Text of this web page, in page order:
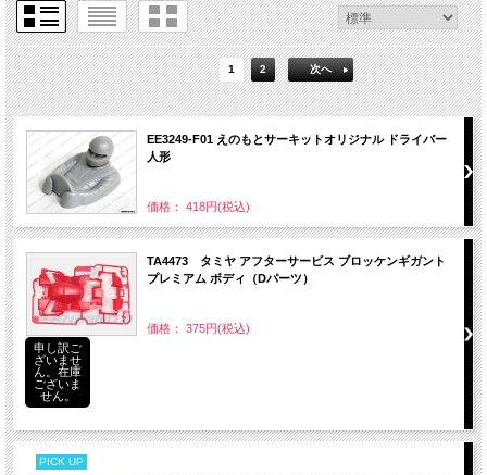
1 2 次へ
EE3249-F01 えのもとサーキットオリジナル ドライバー
人形
価格： 418円(税込)
TA4473 タミヤ アフターサービス ブロッケンギガント
プレミアム ボディ（Dパーツ）
価格： 375円(税込)
申し訳ご
ざいませ
ん。在庫
ございま
せん。
PICK UP